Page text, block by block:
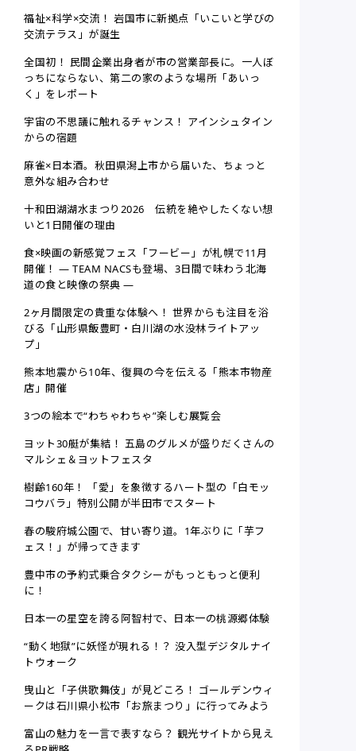
福祉×科学×交流！ 岩国市に新拠点「いこいと学びの
交流テラス」が誕生
全国初！ 民間企業出身者が市の営業部長に。一人ぼ
っちにならない、第二の家のような場所「あいっ
く」をレポート
宇宙の不思議に触れるチャンス！ アインシュタイン
からの宿題
麻雀×日本酒。秋田県潟上市から届いた、ちょっと
意外な組み合わせ
十和田湖湖水まつり2026 伝統を絶やしたくない想
いと1日開催の理由
食×映画の新感覚フェス「フービー」が札幌で11月
開催！ ― TEAM NACSも登場、3日間で味わう北海
道の食と映像の祭典 ―
2ヶ月間限定の貴重な体験へ！ 世界からも注目を浴
びる「山形県飯豊町・白川湖の水没林ライトアッ
プ」
熊本地震から10年、復興の今を伝える「熊本市物産
店」開催
3つの絵本で“わちゃわちゃ”楽しむ展覧会
ヨット30艇が集結！ 五島のグルメが盛りだくさんの
マルシェ＆ヨットフェスタ
樹齢160年！ 「愛」を象徴するハート型の「白モッ
コウバラ」特別公開が半田市でスタート
春の駿府城公園で、甘い寄り道。1年ぶりに「芋フ
ェス！」が帰ってきます
豊中市の予約式乗合タクシーがもっともっと便利
に！
日本一の星空を誇る阿智村で、日本一の桃源郷体験
“動く地獄”に妖怪が現れる！？ 没入型デジタルナイ
トウォーク
曳山と「子供歌舞伎」が見どころ！ ゴールデンウィ
ークは石川県小松市「お旅まつり」に行ってみよう
富山の魅力を一言で表すなら？ 観光サイトから見え